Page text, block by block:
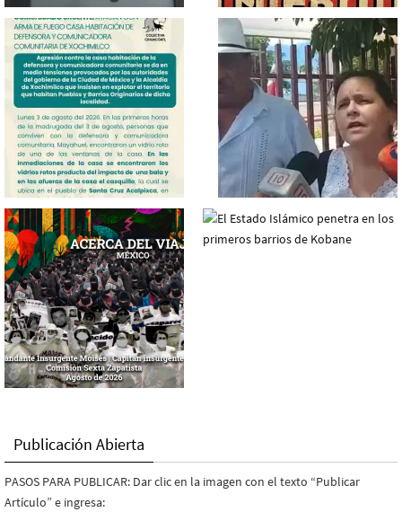
Publicación Abierta
PASOS PARA PUBLICAR: Dar clic en la imagen con el texto “Publicar
Artículo” e ingresa: